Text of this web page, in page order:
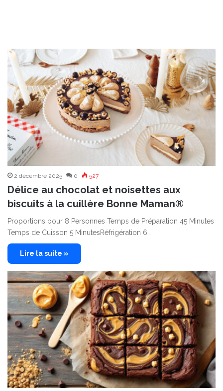
2 décembre 2025 0 527
Délice au chocolat et noisettes aux
biscuits à la cuillère Bonne Maman®
Proportions pour 8 Personnes Temps de Préparation 45 Minutes
Temps de Cuisson 5 MinutesRéfrigération 6…
Lire la suite »